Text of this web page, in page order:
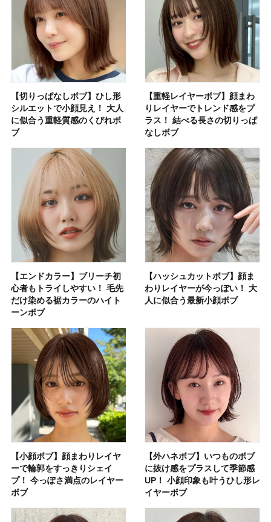
【切りっぱなしボブ】ひし形
シルエットで小顔見え！ 大人
に似合う重軽質感のくびれボ
ブ
【重軽レイヤーボブ】顔まわ
りレイヤーでトレンド感をプ
ラス！ 結べる長さの切りっぱ
なしボブ
【エンドカラー】ブリーチ初
心者もトライしやすい！ 毛先
だけ染める裾カラーのハイト
ーンボブ
【ハッシュカットボブ】顔ま
わりレイヤーが今っぽい！ 大
人に似合う最新小顔ボブ
【小顔ボブ】顔まわりレイヤ
ーで輪郭をすっきりシェイ
プ！ 今っぽさ満点のレイヤー
ボブ
【外ハネボブ】いつものボブ
に抜け感をプラスして季節感
UP！ 小顔印象も叶うひし形レ
イヤーボブ